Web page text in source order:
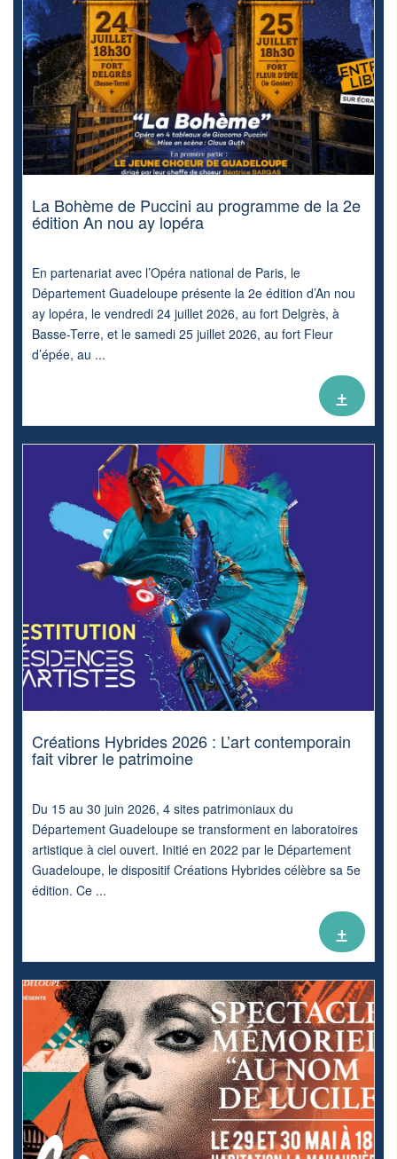
La Bohème de Puccini au programme de la 2e
édition An nou ay lopéra
En partenariat avec l’Opéra national de Paris, le
Département Guadeloupe présente la 2e édition d’An nou
ay lopéra, le vendredi 24 juillet 2026, au fort Delgrès, à
Basse-Terre, et le samedi 25 juillet 2026, au fort Fleur
d’épée, au ...
+
Créations Hybrides 2026 : L’art contemporain
fait vibrer le patrimoine
Du 15 au 30 juin 2026, 4 sites patrimoniaux du
Département Guadeloupe se transforment en laboratoires
artistique à ciel ouvert. Initié en 2022 par le Département
Guadeloupe, le dispositif Créations Hybrides célèbre sa 5e
édition. Ce ...
+